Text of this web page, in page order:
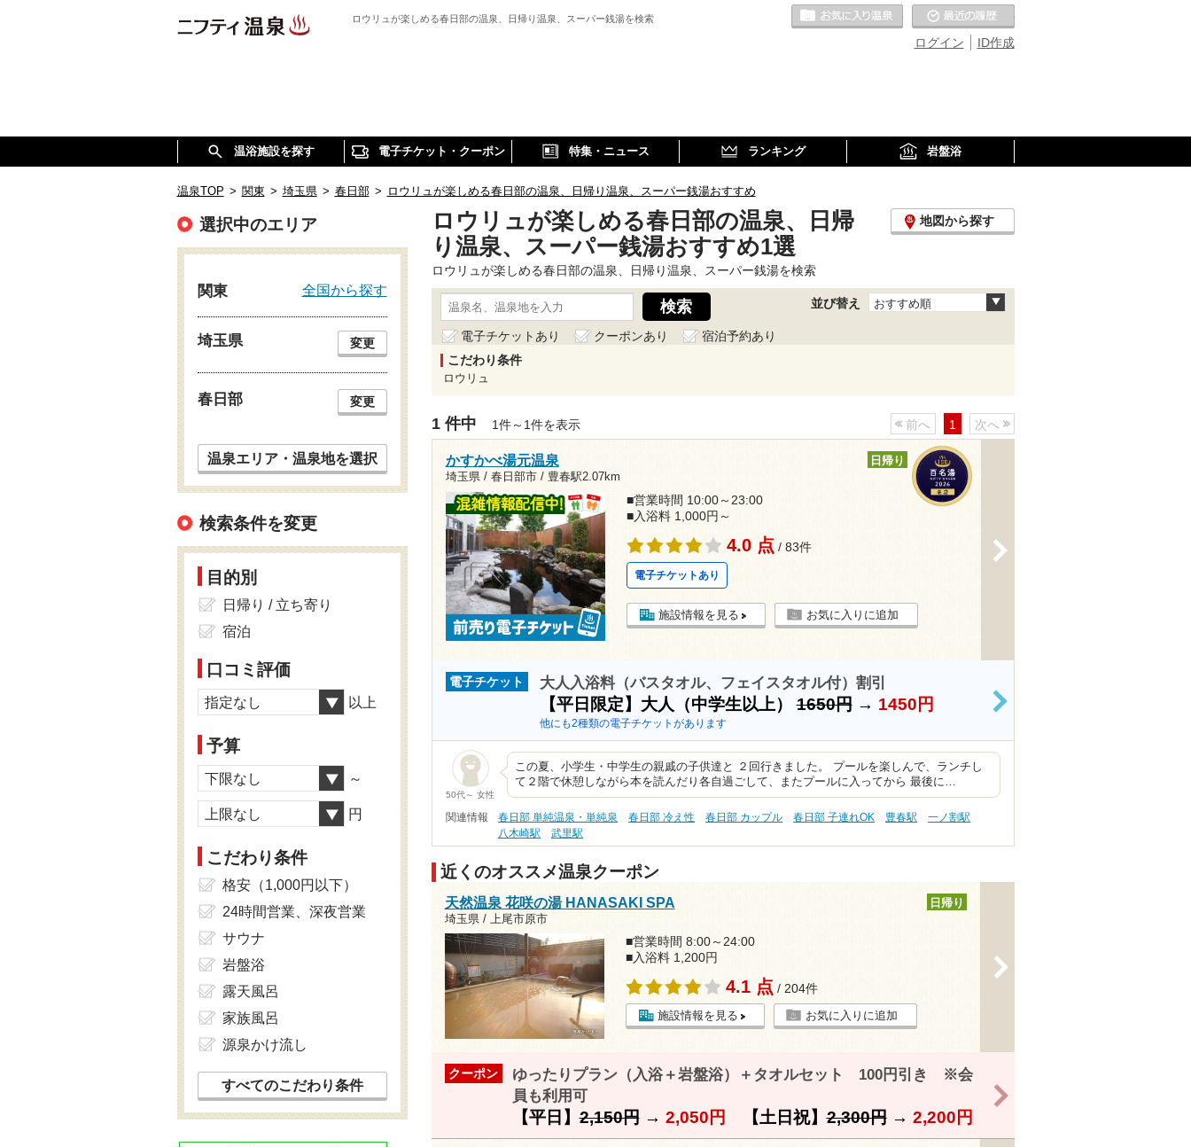
ロウリュが楽しめる春日部の温泉、日帰り温泉、スーパー銭湯を検索
ID作成
ログイン
お気に入りの温泉
温浴施設を探す 電子チケット・クーポン 特集・ニュース ランキング 岩盤浴
温泉TOP > 関東 > 埼玉県 > 春日部 > ロウリュが楽しめる春日部の温泉、日帰り温泉、スーパー銭湯おすすめ
ロウリュが楽しめる春日部の温泉、日帰
り温泉、スーパー銭湯おすすめ1選
地図から探す
ロウリュが楽しめる春日部の温泉、日帰り温泉、スーパー銭湯を検索
並び替え おすすめ順
電子チケットあり クーポンあり
宿泊予約あり
こだわり条件
ロウリュ
1 件中 1件～1件を表示 前へ 1 次へ
かすかべ湯元温泉
埼玉県 / 春日部市 / 豊春駅2.07km
日帰り
■営業時間 10:00～23:00
■入浴料 1,000円～
4.0 点 / 83件
電子チケットあり
施設情報を見る お気に入りに追加
電子チケット 大人入浴料（バスタオル、フェイスタオル付）割引
【平日限定】大人（中学生以上）1650円→ 1450円
他にも2種類の電子チケットがあります
>
50代～ 女性
この夏、小学生・中学生の親戚の子供達と ２回行きました。 プールを楽しんで、ランチし
て２階で休憩しながら本を読んだり各自過ごして、またプールに入ってから 最後に…
関連情報 春日部 単純温泉・単純泉 春日部 冷え性 春日部 カップル 春日部 子連れOK 豊春駅
一ノ割駅
八木崎駅
武里駅
近くのオススメ温泉クーポン
天然温泉 花咲の湯 HANASAKI SPA
埼玉県 / 上尾市原市
日帰り
■営業時間 8:00～24:00
■入浴料 1,200円
4.1 点 / 204件
施設情報を見る お気に入りに追加
クーポン
ゆったりプラン（入浴＋岩盤浴）＋タオルセット 100円引き ※会
員も利用可
【平日】2,150円→ 2,050円 【土日祝】2,300円→ 2,200円
選択中のエリア
関東 全国から探す
埼玉県 変更
春日部 変更
温泉エリア・温泉地を選択
検索条件を変更
目的別
日帰り / 立ち寄り
宿泊
口コミ評価
指定なし 以上
予算
下限なし ～
上限なし 円
こだわり条件
格安（1,000円以下）
24時間営業、深夜営業
サウナ
岩盤浴
露天風呂
家族風呂
源泉かけ流し
すべてのこだわり条件